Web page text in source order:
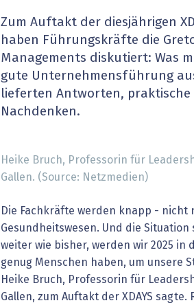
» alle News
EU-
» alle
Zum Auftakt der diesjährigen
haben Führungskräfte die
Managements diskutiert: Was
gute Unternehmensführung
lieferten Antworten,
Nachdenken.
Heike Bruch, Professorin für
Gallen. (Source: Netzmedien)
Die Fachkräfte werden knapp - nicht
Gesundheitswesen. Und die Situation
weiter wie bisher, werden wir 2025 in
genug Menschen haben, um unsere
Heike Bruch, Professorin für
Gallen, zum Auftakt der XDAYS